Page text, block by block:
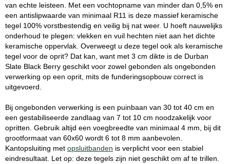
van echte leisteen. Met een vochtopname van minder dan 0,5% en
een antislipwaarde van minimaal R11 is deze massief keramische
tegel 100% vorstbestendig en veilig bij nat weer. U hoeft nauwelijks
onderhoud te plegen: vlekken en vuil hechten niet aan het dichte
keramische oppervlak. Overweegt u deze tegel ook als keramische
tegel voor de oprit? Dat kan, want met 3 cm dikte is de Durban
Slate Black Berry geschikt voor zowel gebonden als ongebonden
verwerking op een oprit, mits de funderingsopbouw correct is
uitgevoerd.
Bij ongebonden verwerking is een puinbaan van 30 tot 40 cm en
een gestabiliseerde zandlaag van 7 tot 10 cm noodzakelijk voor
opritten. Gebruik altijd een voegbreedte van minimaal 4 mm, bij dit
grootformaat van 60x60 wordt 6 tot 8 mm aanbevolen.
Kantopsluiting met opsluitbanden is verplicht voor een stabiel
eindresultaat. Let op: deze tegels zijn niet geschikt om af te trillen.